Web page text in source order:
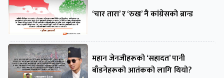
‘चार तारा’ र ‘रुख’ नै कांग्रेसको ब्रान्ड
महान जेनजीहरूको ‘सहादत’ पानी
बाँडनेहरूको आतंकको लागि थियो?